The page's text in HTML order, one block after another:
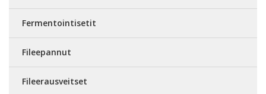
Fermentointisetit
Fileepannut
Fileerausveitset